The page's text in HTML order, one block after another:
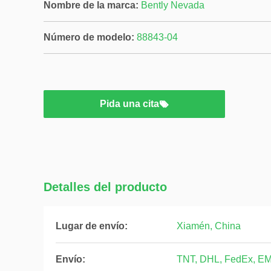
Nombre de la marca: Bently Nevada
Número de modelo: 88843-04
Pida una cita
Detalles del producto
Lugar de envío: Xiamén, China
Envío: TNT, DHL, FedEx,